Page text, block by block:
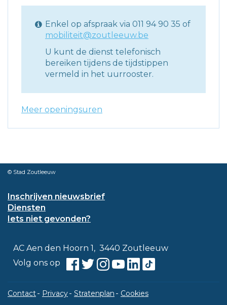
Enkel op afspraak via 011 94 90 35 of
mobiliteit@zoutleeuw.be
U kunt de dienst telefonisch
bereiken tijdens de tijdstippen
vermeld in het uurrooster.
Meer openingsuren
© Stad Zoutleeuw
Inschrijven nieuwsbrief
Diensten
Iets niet gevonden?
Contact
Adres
AC Aen den Hoorn 1 ,
3440 Zoutleeuw
Volg ons op
Facebook
TwitterInstagram
Youtube
Linkedin
TikTok
Contact Privacy Stratenplan Cookies